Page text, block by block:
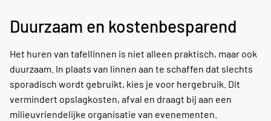
Duurzaam en kostenbesparend
Het huren van tafellinnen is niet alleen praktisch, maar ook
duurzaam. In plaats van linnen aan te schaffen dat slechts
sporadisch wordt gebruikt, kies je voor hergebruik. Dit
vermindert opslagkosten, afval en draagt bij aan een
milieuvriendelijke organisatie van evenementen.